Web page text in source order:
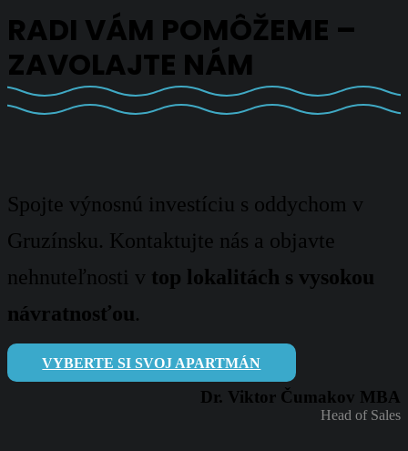
RADI VÁM POMÔŽEME –
ZAVOLAJTE NÁM
Spojte výnosnú investíciu s oddychom v
Gruzínsku. Kontaktujte nás a objavte
nehnuteľnosti v top lokalitách s vysokou
návratnosťou.
VYBERTE SI SVOJ APARTMÁN
Dr. Viktor Čumakov MBA
Head of Sales